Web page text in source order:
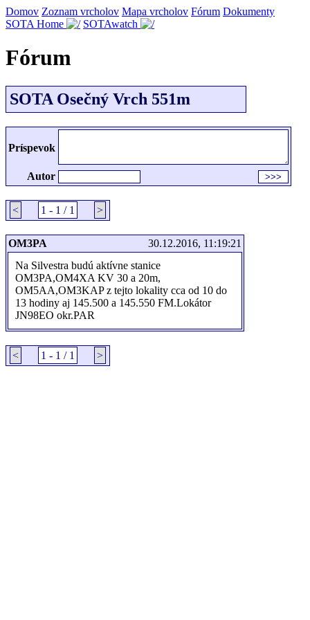
Domov Zoznam vrcholov Mapa vrcholov Fórum Dokumenty
SOTA Home
SOTAwatch
Fórum
SOTA Osečný Vrch 551m
Príspevok
Autor
< 1 - 1 / 1 >
OM3PA
30.12.2016, 11:19:21
Na Silvestra budú aktívne stanice
OM3PA,OM4XA KV 30 a 20m,
OM5AA,OM3KAP z tejto lokality cca od 10 do
13 hodiny aj 145.500 a 145.550 FM.Lokátor
JN98EO okr.PAR
< 1 - 1 / 1 >